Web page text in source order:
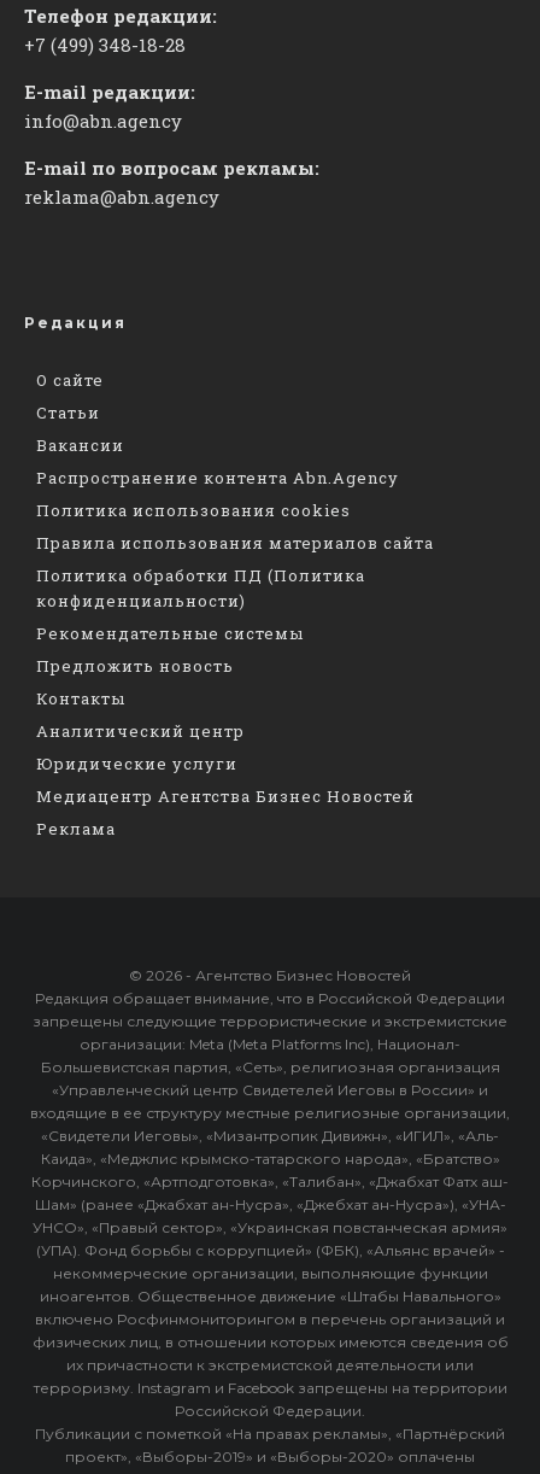
Телефон редакции:
+7 (499) 348-18-28
E-mail редакции:
info@abn.agency
E-mail по вопросам рекламы:
reklama@abn.agency
Редакция
О сайте
Статьи
Вакансии
Распространение контента Abn.Agency
Политика использования cookies
Правила использования материалов сайта
Политика обработки ПД (Политика
конфиденциальности)
Рекомендательные системы
Предложить новость
Контакты
Аналитический центр
Юридические услуги
Медиацентр Агентства Бизнес Новостей
Реклама
© 2026 - Агентство Бизнес Новостей
Редакция обращает внимание, что в Российской Федерации
запрещены следующие террористические и экстремистские
организации: Meta (Meta Platforms Inc), Национал-
Большевистская партия, «Сеть», религиозная организация
«Управленческий центр Свидетелей Иеговы в России» и
входящие в ее структуру местные религиозные организации,
«Свидетели Иеговы», «Мизантропик Дивижн», «ИГИЛ», «Аль-
Каида», «Меджлис крымско-татарского народа», «Братство»
Корчинского, «Артподготовка», «Талибан», «Джабхат Фатх аш-
Шам» (ранее «Джабхат ан-Нусра», «Джебхат ан-Нусра»), «УНА-
УНСО», «Правый сектор», «Украинская повстанческая армия»
(УПА). Фонд борьбы с коррупцией» (ФБК), «Альянс врачей» -
некоммерческие организации, выполняющие функции
иноагентов. Общественное движение «Штабы Навального»
включено Росфинмониторингом в перечень организаций и
физических лиц, в отношении которых имеются сведения об
их причастности к экстремистской деятельности или
терроризму. Instagram и Facebook запрещены на территории
Российской Федерации.
Публикации с пометкой «На правах рекламы», «Партнёрский
проект», «Выборы-2019» и «Выборы-2020» оплачены